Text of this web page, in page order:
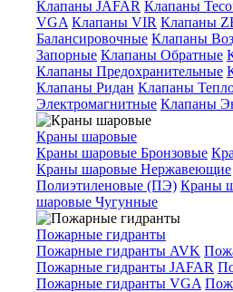
Клапаны JAFAR Клапаны
VGA Клапаны VIR Клапаны
Балансировочные Клапаны
Запорные Клапаны Обратные
Клапаны Предохранительные
Клапаны Ридан Клапаны
Электромагнитные Клапаны
Краны шаровые
Краны шаровые Бронзовые
Краны шаровые Нержавеющие
Полиэтиленовые (ПЭ) Краны
шаровые Чугунные
Пожарные гидранты
Пожарные гидранты AVK
Пожарные гидранты JAFAR
Пожарные гидранты VGA